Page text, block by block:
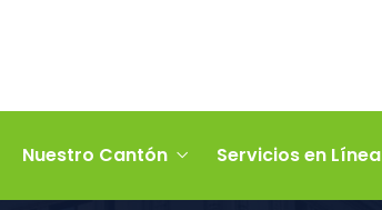
Nuestro Cantón Servicios en Línea